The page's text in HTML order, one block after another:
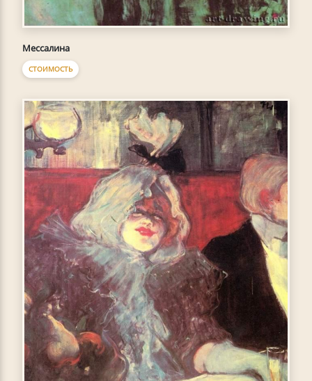
Мессалина
СТОИМОСТЬ